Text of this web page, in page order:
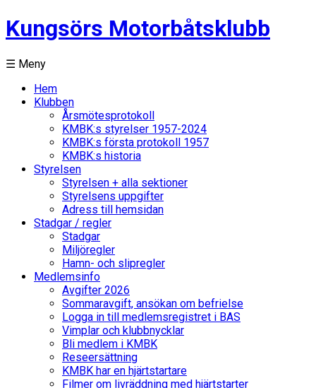
Kungsörs Motorbåtsklubb
☰ Meny
Hem
Klubben
Årsmötesprotokoll
KMBK:s styrelser 1957-2024
KMBK:s första protokoll 1957
KMBK:s historia
Styrelsen
Styrelsen + alla sektioner
Styrelsens uppgifter
Adress till hemsidan
Stadgar / regler
Stadgar
Miljöregler
Hamn- och slipregler
Medlemsinfo
Avgifter 2026
Sommaravgift, ansökan om befrielse
Logga in till medlemsregistret i BAS
Vimplar och klubbnycklar
Bli medlem i KMBK
Reseersättning
KMBK har en hjärtstartare
Filmer om livräddning med hjärtstarter